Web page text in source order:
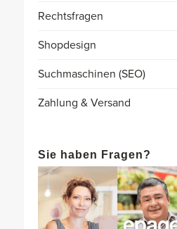
Rechtsfragen
Shopdesign
Suchmaschinen (SEO)
Zahlung & Versand
Sie haben Fragen?